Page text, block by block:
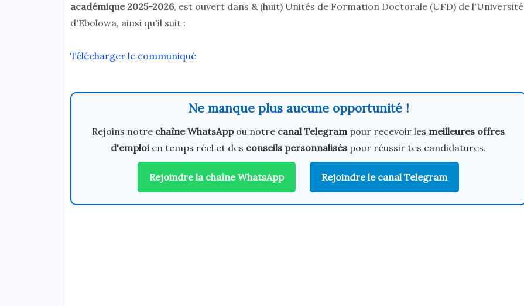
académique 2025-2026, est ouvert dans & (huit) Unités de Formation Doctorale (UFD) de l'Université
d'Ebolowa, ainsi qu'il suit :
Télécharger le communiqué
Ne manque plus aucune opportunité !
Rejoins notre chaîne WhatsAppou notre canal Telegrampour recevoir les meilleures offres
d'emploien temps réel et des conseils personnalisés pour réussir tes candidatures.
Rejoindre la chaîne WhatsApp Rejoindre le canal Telegram